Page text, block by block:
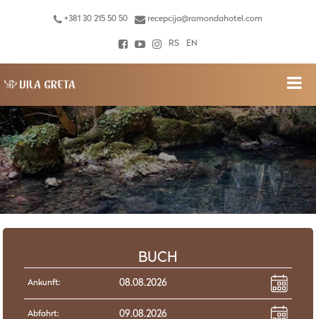
+381 30 215 50 50 recepcija@ramondahotel.com
RS EN
BUCH
Ankunft:
Abfahrt: